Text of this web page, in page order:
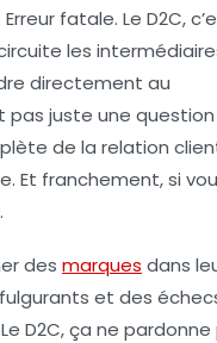
fatale. Le D2C,
les
directement au
pas juste une
de la relation
Et franchement, si
des marques dans
fulgurants et des
D2C, ça ne pardonne